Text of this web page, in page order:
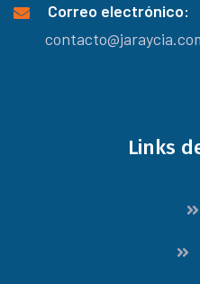
Correo electrónico:
Links